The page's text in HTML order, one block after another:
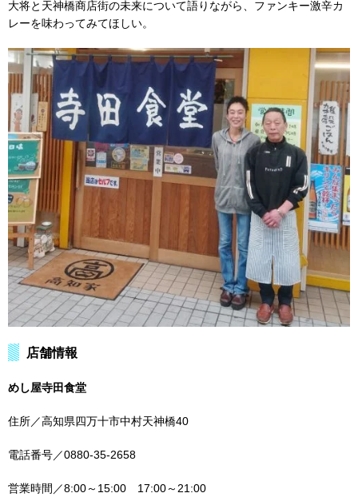
大将と天神橋商店街の未来について語りながら、ファンキー激辛カ
レーを味わってみてほしい。
店舗情報
めし屋寺田食堂
住所／高知県四万十市中村天神橋40
電話番号／0880-35-2658
営業時間／8:00～15:00 17:00～21:00